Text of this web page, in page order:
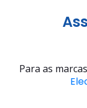
Para as